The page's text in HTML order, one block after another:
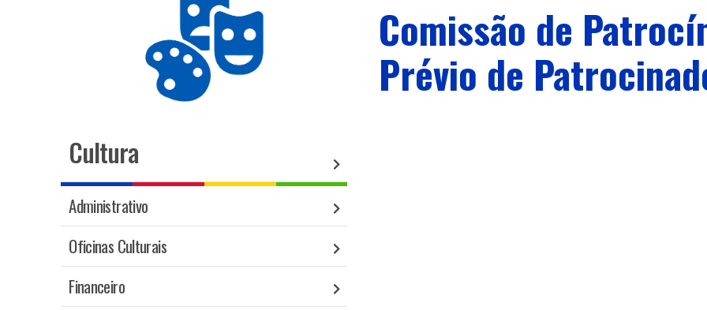
Cultura
Administrativo
Oficinas Culturais
Financeiro
Comissão de
Prévio de